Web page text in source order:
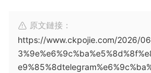
原文鏈接：
https://www.ckpojie.com/2026/